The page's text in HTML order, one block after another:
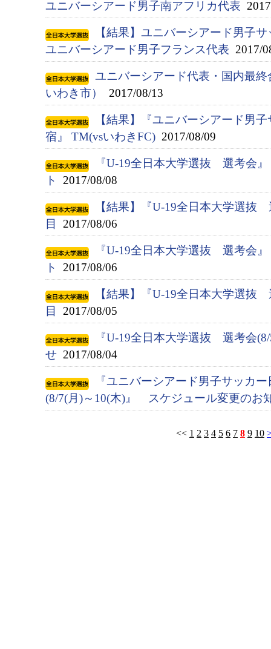
ユニバーシアード男子南アフリカ代表
【結果】ユニバーシアード男
ユニバーシアード男子フランス代表 2017/
ユニバーシアード代表・国内最
いわき市）
2017/08/13
【結果】『ユニバーシアード男
宿』 TM(vsいわきFC) 2017/08/09
『U-19全日本大学選抜 選考会
ト
2017/08/08
【結果】『U-19全日本大学選
目
2017/08/06
『U-19全日本大学選抜 選考会
ト
2017/08/06
【結果】『U-19全日本大学選
目
2017/08/05
『U-19全日本大学選抜 選考会
せ 2017/08/04
『ユニバーシアード男子サッカ
(8/7(月)～10(木)』 スケジュール変更のお
<< 1 2 3 4 5 6 7 8 9 10